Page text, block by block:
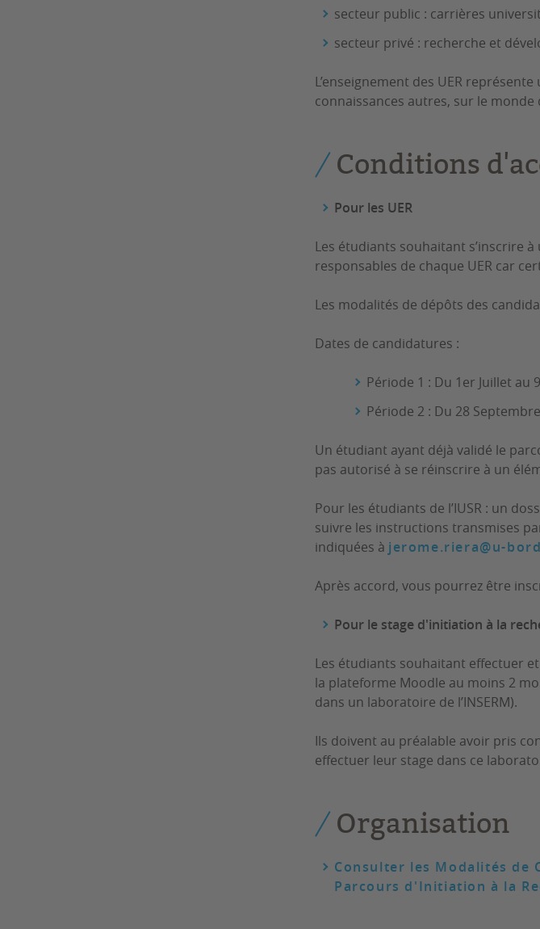
secteur public : carrières
secteur privé : recherche et
L’enseignement des UER
connaissances autres, sur le
Conditions
Pour les UER
Les étudiants souhaitant s’inscrire
responsables de chaque UER car
Les modalités de dépôts des
Dates de candidatures :
Période 1 : Du 1er Juillet au
Période 2 : Du 28
Un étudiant ayant déjà validé le
pas autorisé à se réinscrire à un
Pour les étudiants de l’IUSR : un
suivre les instructions transmises
indiquées à jerome.riera@u-
Après accord, vous pourrez être
Pour le stage d'initiation à la
Les étudiants souhaitant effectuer
la plateforme Moodle au moins 2
dans un laboratoire de l’INSERM).
Ils doivent au préalable avoir pris
effectuer leur stage dans ce
Organisation
Consulter les Modalités de
Parcours d'Initiation à la